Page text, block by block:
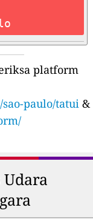
platform
paulo/tatui &